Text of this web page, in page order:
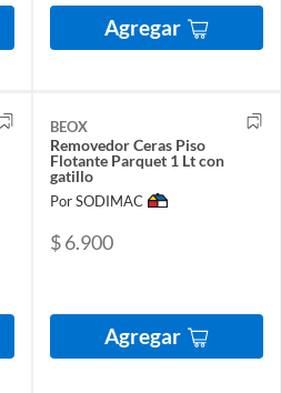
Agregar
BEOX
Removedor Ceras Piso
Flotante Parquet 1 Lt con
gatillo
Por SODIMAC
$ 6.900
Agregar